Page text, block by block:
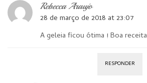
Rebecca Araujo
28 de março de 2018 at 23:07
A geleia ficou ótima ! Boa receita
RESPONDER